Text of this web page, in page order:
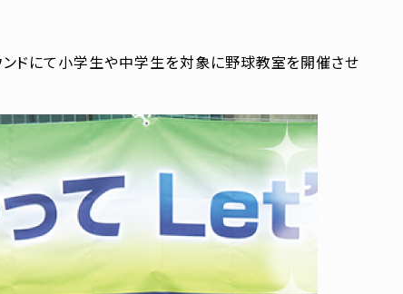
ドにて小学生や中学生を対象に野球教室を開催させ